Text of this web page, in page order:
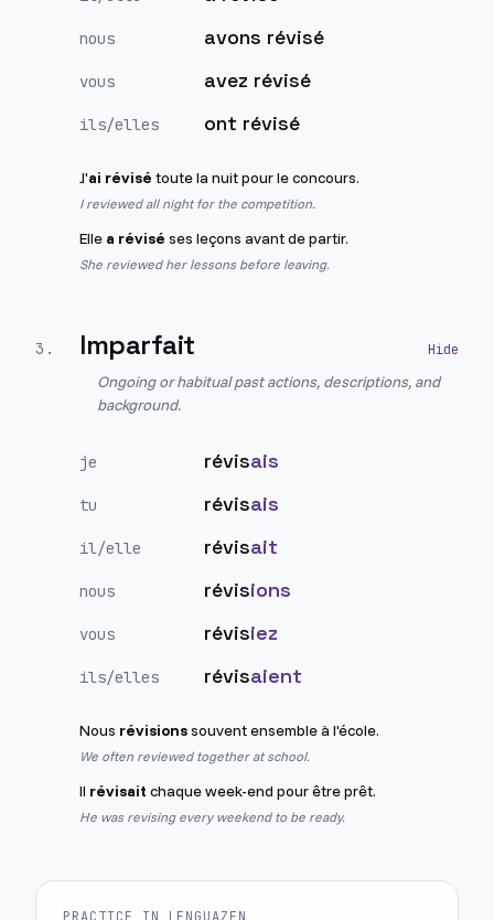
nous avons révisé
vous avez révisé
ils/elles ont révisé
J'ai révisé toute la nuit pour le concours.
I reviewed all night for the competition.
Elle a révisé ses leçons avant de partir.
She reviewed her lessons before leaving.
3 . Imparfait
Ongoing or habitual past actions, descriptions, and
background.
je révisais
tu révisais
il/elle révisait
nous révisions
vous révisiez
ils/elles révisaient
Nous révisionssouvent ensemble à l'école.
We often reviewed together at school.
Il révisaitchaque week-end pour être prêt.
He was revising every weekend to be ready.